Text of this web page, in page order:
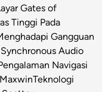
Gates of
Tinggi Pada
Gangguan
Audio
Navigasi
Teknologi